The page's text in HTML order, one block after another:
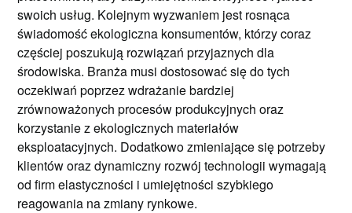
swoich usług. Kolejnym wyzwaniem jest rosnąca
świadomość ekologiczna konsumentów, którzy coraz
częściej poszukują rozwiązań przyjaznych dla
środowiska. Branża musi dostosować się do tych
oczekiwań poprzez wdrażanie bardziej
zrównoważonych procesów produkcyjnych oraz
korzystanie z ekologicznych materiałów
eksploatacyjnych. Dodatkowo zmieniające się potrzeby
klientów oraz dynamiczny rozwój technologii wymagają
od firm elastyczności i umiejętności szybkiego
reagowania na zmiany rynkowe.